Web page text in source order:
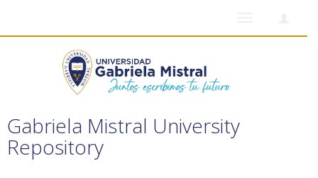
Gabriela Mistral University
Repository